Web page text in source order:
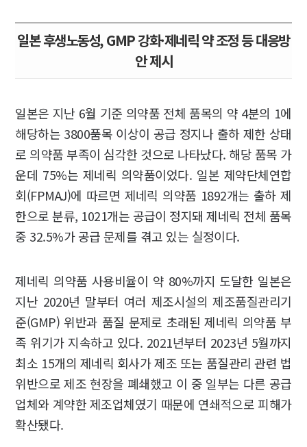
일본 후생노동성, GMP 강화·제네릭 약 조정 등 대응방
안 제시
일본은 지난 6월 기준 의약품 전체 품목의 약 4분의 1에
해당하는 3800품목 이상이 공급 정지나 출하 제한 상태
로 의약품 부족이 심각한 것으로 나타났다. 해당 품목 가
운데 75%는 제네릭 의약품이었다. 일본 제약단체연합
회(FPMAJ)에 따르면 제네릭 의약품 1892개는 출하 제
한으로 분류, 1021개는 공급이 정지돼 제네릭 전체 품목
중 32.5%가 공급 문제를 겪고 있는 실정이다.
제네릭 의약품 사용비율이 약 80%까지 도달한 일본은
지난 2020년 말부터 여러 제조시설의 제조품질관리기
준(GMP) 위반과 품질 문제로 초래된 제네릭 의약품 부
족 위기가 지속하고 있다. 2021년부터 2023년 5월까지
최소 15개의 제네릭 회사가 제조 또는 품질관리 관련 법
위반으로 제조 현장을 폐쇄했고 이 중 일부는 다른 공급
업체와 계약한 제조업체였기 때문에 연쇄적으로 피해가
확산됐다.